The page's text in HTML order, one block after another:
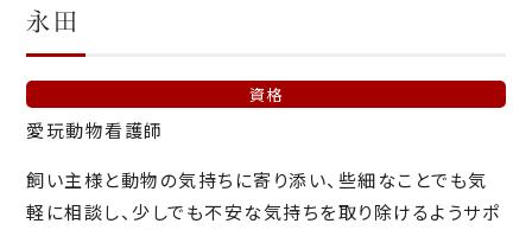
永田
資格
愛玩動物看護師
飼い主様と動物の気持ちに寄り添い、些細なことでも気
軽に相談し、少しでも不安な気持ちを取り除けるようサポ